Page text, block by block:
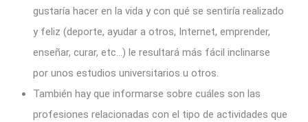
gustaría hacer en la vida y con qué se sentiría realizado
y feliz (deporte, ayudar a otros, Internet, emprender,
enseñar, curar, etc…) le resultará más fácil inclinarse
por unos estudios universitarios u otros.
También hay que informarse sobre cuáles son las
profesiones relacionadas con el tipo de actividades que